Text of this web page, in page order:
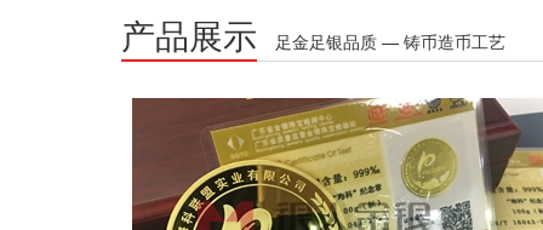
产品展示 足金足银品质 — 铸币造币工艺